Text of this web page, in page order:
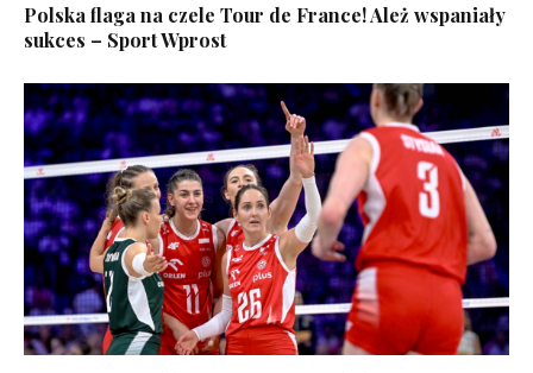
Polska flaga na czele Tour de France! Ależ wspaniały
sukces – Sport Wprost